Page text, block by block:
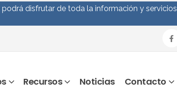
disfrutar de toda la información y servicios
Recursos Noticias Contacto